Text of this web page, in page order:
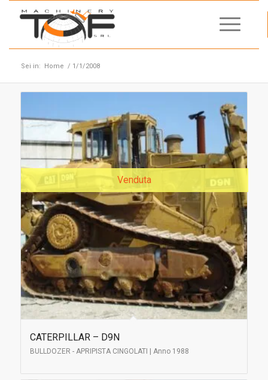
Sei in: Home / 1/1/2008
Venduta
CATERPILLAR – D9N
BULLDOZER - APRIPISTA CINGOLATI | Anno 1988